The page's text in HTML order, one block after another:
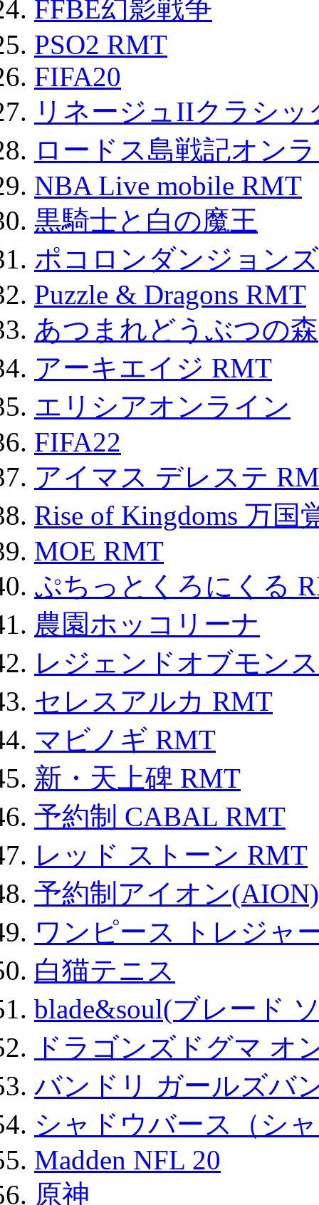
FFBE幻影戦争
PSO2 RMT
FIFA20
リネージュIIクラシ
ロードス島戦記オン
NBA Live mobile RMT
黒騎士と白の魔王
ポコロンダンジョン
Puzzle & Dragons RMT
あつまれどうぶつの森
アーキエイジ RMT
エリシアオンライン
FIFA22
アイマス デレステ
Rise of Kingdoms 万
MOE RMT
ぷちっとくろにくる
農園ホッコリーナ
レジェンドオブモン
セレスアルカ RMT
マビノギ RMT
新・天上碑 RMT
予約制 CABAL RMT
レッド ストーン RMT
予約制アイオン
ワンピース トレジャ
白猫テニス
blade&soul(ブレード
ドラゴンズドグマ オ
バンドリ ガールズバ
シャドウバース（シ
Madden NFL 20
原神